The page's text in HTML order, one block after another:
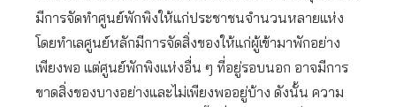
มีการจัดทำศูนย์พักพิงให้แก่ประชาชนจำนวนหลายแห่ง
โดยทำเลศูนย์หลักมีการจัดสิ่งของให้แก่ผู้เข้ามาพักอย่าง
เพียงพอ แต่ศูนย์พักพิงแห่งอื่น ๆ ที่อยู่รอบนอก อาจมีการ
ขาดสิ่งของบางอย่างและไม่เพียงพออยู่บ้าง ดังนั้น ความ